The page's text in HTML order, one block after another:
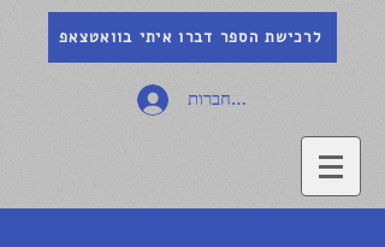
לרכישת הספר דברו איתי בוואטצאפ
להתחברות